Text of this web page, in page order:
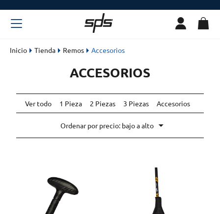
Inicio Tienda Remos Accesorios
ACCESORIOS
Ver todo 1 Pieza 2 Piezas 3 Piezas Accesorios